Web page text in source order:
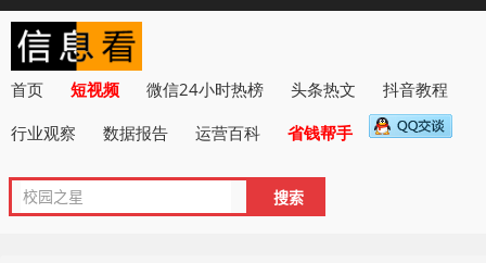
首页 短视频 微信24小时热榜 头条热文
抖音教程
行业观察
数据报告 运营百科 省钱帮手